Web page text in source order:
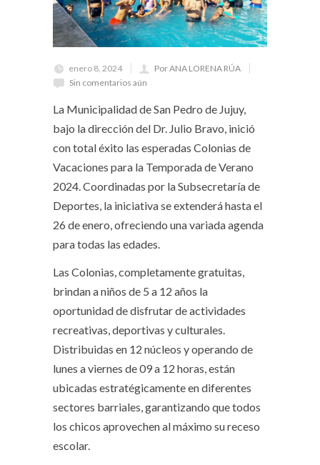
enero 8, 2024
Por ANA LORENA RÚA
Sin comentarios aún
La Municipalidad de San Pedro de Jujuy,
bajo la dirección del Dr. Julio Bravo, inició
con total éxito las esperadas Colonias de
Vacaciones para la Temporada de Verano
2024. Coordinadas por la Subsecretaría de
Deportes, la iniciativa se extenderá hasta el
26 de enero, ofreciendo una variada agenda
para todas las edades.
Las Colonias, completamente gratuitas,
brindan a niños de 5 a 12 años la
oportunidad de disfrutar de actividades
recreativas, deportivas y culturales.
Distribuidas en 12 núcleos y operando de
lunes a viernes de 09 a 12 horas, están
ubicadas estratégicamente en diferentes
sectores barriales, garantizando que todos
los chicos aprovechen al máximo su receso
escolar.